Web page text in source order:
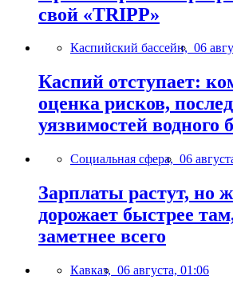
свой «TRIPP»
Каспийский бассейн, 06
Каспий отступает:
оценка рисков,
уязвимостей водного
Социальная сфера, 06
Зарплаты растут, но
дорожает быстрее
заметнее всего
Кавказ, 06 августа, 01:06